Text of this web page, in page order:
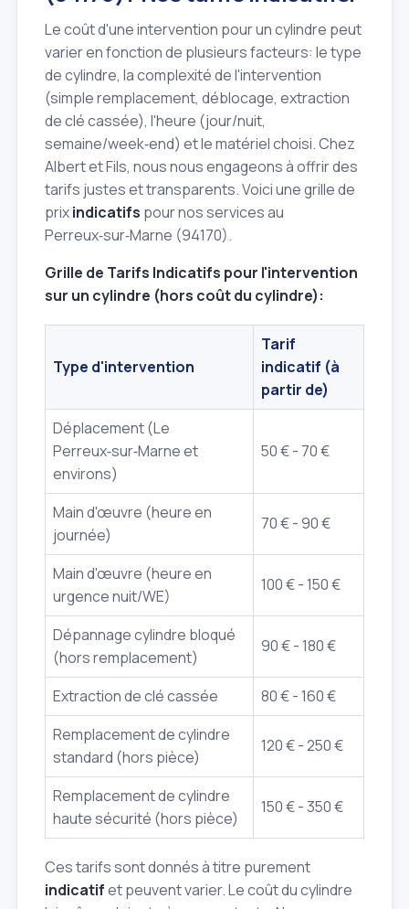
Le coût d'une intervention pour un cylindre peut
varier en fonction de plusieurs facteurs: le type
de cylindre, la complexité de l'intervention
(simple remplacement, déblocage, extraction
de clé cassée), l'heure (jour/nuit,
semaine/week‑end) et le matériel choisi. Chez
Albert et Fils, nous nous engageons à offrir des
tarifs justes et transparents. Voici une grille de
prixindicatifs pour nos services au
Perreux‑sur‑Marne (94170).
Grille de Tarifs Indicatifs pour l'intervention
sur un cylindre (hors coût du cylindre):
Type d'intervention
Tarif
indicatif (à
partir de)
Déplacement (Le
Perreux‑sur‑Marne et
environs)
50 € - 70 €
Main d'œuvre (heure en
journée)
70 € - 90 €
Main d'œuvre (heure en
urgence nuit/WE)
100 € - 150 €
Dépannage cylindre bloqué
(hors remplacement)
90 € - 180 €
Extraction de clé cassée
80 € - 160 €
Remplacement de cylindre
standard (hors pièce)
120 € - 250 €
Remplacement de cylindre
haute sécurité (hors pièce)
150 € - 350 €
Ces tarifs sont donnés à titre purement
indicatifet peuvent varier. Le coût du cylindre